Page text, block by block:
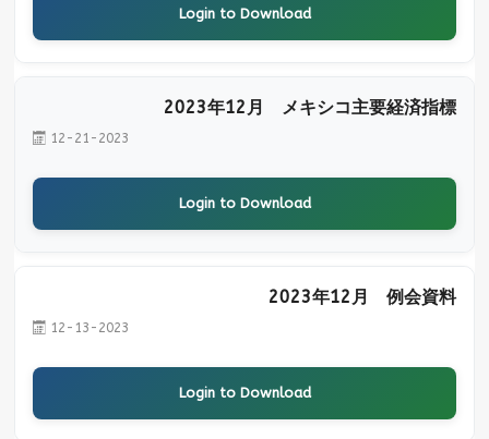
Login to Download
2023年12月 メキシコ主要経済指標
12-21-2023
Login to Download
2023年12月 例会資料
12-13-2023
Login to Download